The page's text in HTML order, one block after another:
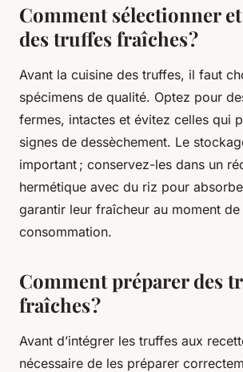
Comment sélectionner
des truffes fraîches ?
Avant la cuisine des truffes, il faut
spécimens de qualité. Optez pour
fermes, intactes et évitez celles qui
signes de dessèchement. Le
important ; conservez-les dans un
hermétique avec du riz pour
garantir leur fraîcheur au moment de
consommation.
Comment préparer des
fraîches ?
Avant d’intégrer les truffes aux
nécessaire de les préparer